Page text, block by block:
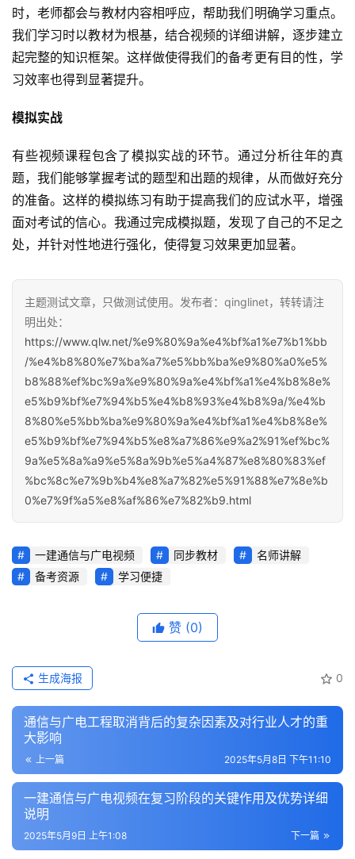
时，老师都会与教材内容相呼应，帮助我们明确学习重点。
我们学习时以教材为根基，结合视频的详细讲解，逐步建立
起完整的知识框架。这样做使得我们的备考更有目的性，学
习效率也得到显著提升。
模拟实战
有些视频课程包含了模拟实战的环节。通过分析往年的真
题，我们能够掌握考试的题型和出题的规律，从而做好充分
的准备。这样的模拟练习有助于提高我们的应试水平，增强
面对考试的信心。我通过完成模拟题，发现了自己的不足之
处，并针对性地进行强化，使得复习效果更加显著。
主题测试文章，只做测试使用。发布者：qinglinet，转转请注
明出处：
https://www.qlw.net/%e9%80%9a%e4%bf%a1%e7%b1%bb
/%e4%b8%80%e7%ba%a7%e5%bb%ba%e9%80%a0%e5%
b8%88%ef%bc%9a%e9%80%9a%e4%bf%a1%e4%b8%8e%
e5%b9%bf%e7%94%b5%e4%b8%93%e4%b8%9a/%e4%b
8%80%e5%bb%ba%e9%80%9a%e4%bf%a1%e4%b8%8e%
e5%b9%bf%e7%94%b5%e8%a7%86%e9%a2%91%ef%bc%
9a%e5%8a%a9%e5%8a%9b%e5%a4%87%e8%80%83%ef
%bc%8c%e7%9b%b4%e8%a7%82%e5%91%88%e7%8e%b
0%e7%9f%a5%e8%af%86%e7%82%b9.html
一建通信与广电视频 同步教材
名师讲解
备考资源
学习便捷
赞 (0)
0
生成海报
通信与广电工程取消背后的复杂因素及对行业人才的重
大影响
上一篇 2025年5月8日 下午11:10
一建通信与广电视频在复习阶段的关键作用及优势详细
说明
下一篇
2025年5月9日 上午1:08